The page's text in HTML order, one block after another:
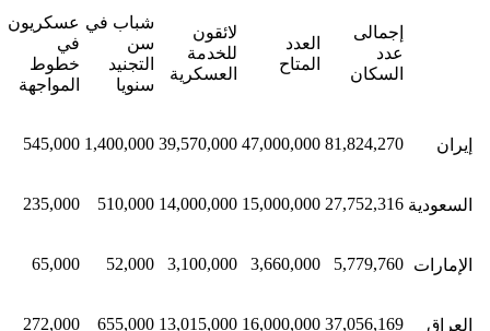
إجمالى
عدد
السكان
العدد
المتاح
لائقون
للخدمة
العسكرية
شباب في
سن
التجنيد
سنويا
عسكريون
في
خطوط
المواجهة
إيران 81,824,270
47,000,000
39,570,000
1,400,000
545,000
السعودية 27,752,316
15,000,000
14,000,000
510,000
235,000
الإمارات 5,779,760
3,660,000
3,100,000
52,000
65,000
العراق 37,056,169
16,000,000
13,015,000
655,000
272,000